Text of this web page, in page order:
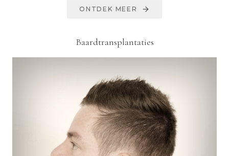
ONTDEK MEER
Baardtransplantaties